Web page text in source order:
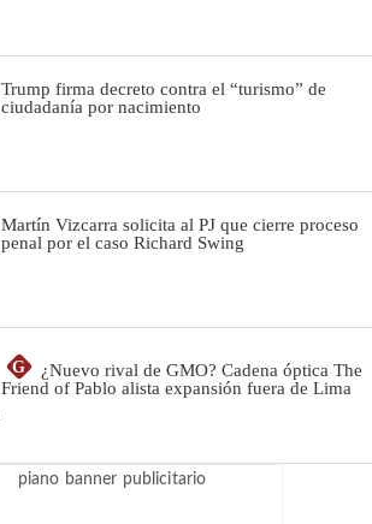
Trump firma decreto contra el “turismo” de
ciudadanía por nacimiento
Martín Vizcarra solicita al PJ que cierre proceso
penal por el caso Richard Swing
G
¿Nuevo rival de GMO? Cadena óptica The
Friend of Pablo alista expansión fuera de Lima